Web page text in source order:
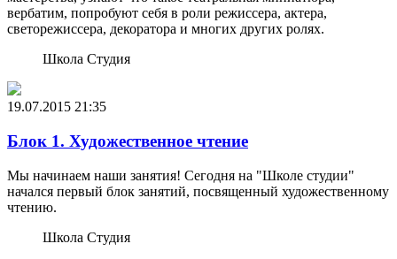
вербатим, попробуют себя в роли режиссера, актера,
светорежиссера, декоратора и многих других ролях.
Школа Студия
19.07.2015 21:35
Блок 1. Художественное чтение
Мы начинаем наши занятия! Сегодня на "Школе студии"
начался первый блок занятий, посвященный художественному
чтению.
Школа Студия